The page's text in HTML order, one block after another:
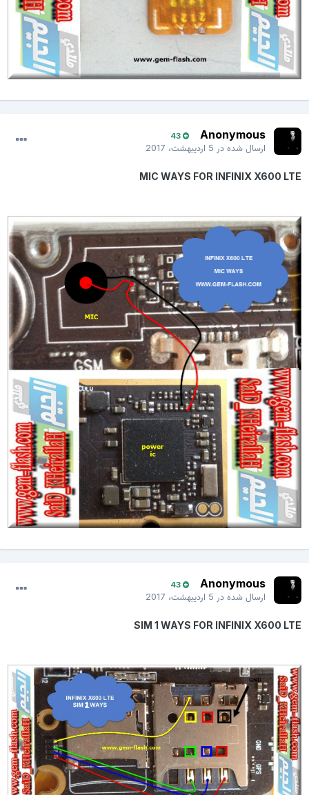
Anonymous
43
ارسال شده در5 اردیبهشت، 2017
MIC WAYS FOR INFINIX X600 LTE
Anonymous
43
ارسال شده در5 اردیبهشت، 2017
SIM 1 WAYS FOR INFINIX X600 LTE